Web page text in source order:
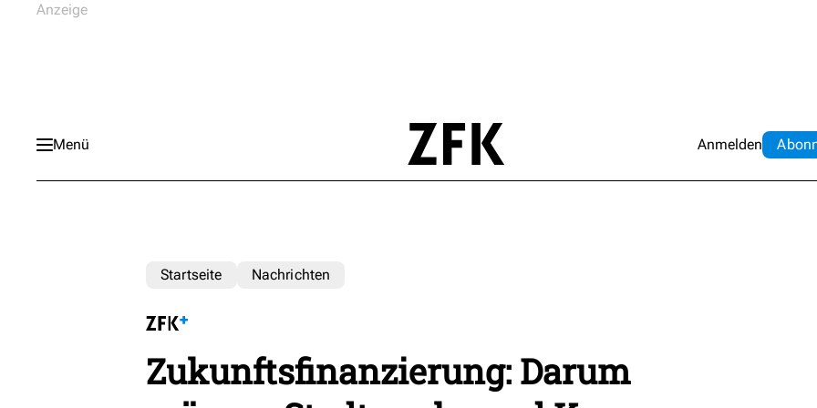
Menü Anmelden Abo
Startseite Nachrichten
Zukunftsfinanzierung: Darum